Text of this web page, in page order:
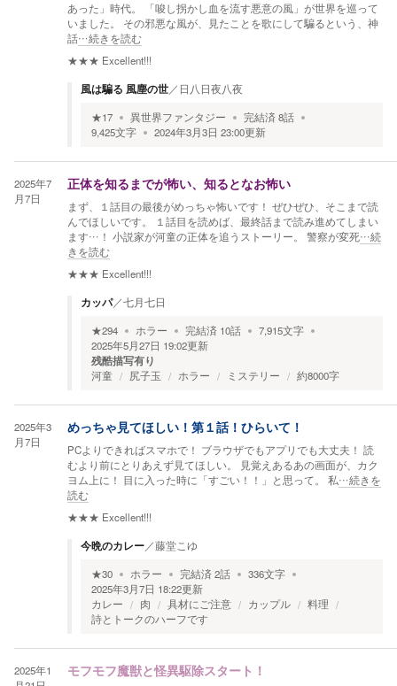
あった」時代。 「唆し拐かし血を流す悪意の風」が世界を巡って
いました。 その邪悪な風が、見たことを歌にして騙るという、神
話…続きを読む
★★★ Excellent!!!
風は騙る 風塵の世／ 日八日夜八夜
★17 異世界ファンタジー 完結済8話
9,425文字 2024年3月3日 23:00更新
2025年7
月7日
正体を知るまでが怖い、知るとなお怖い
まず、１話目の最後がめっちゃ怖いです！ ぜひぜひ、そこまで読
んでほしいです。 １話目を読めば、最終話まで読み進めてしまい
ます…！ 小説家が河童の正体を追うストーリー。 警察が変死…続
きを読む
★★★ Excellent!!!
カッパ／七月七日
★294 ホラー 完結済 10話 7,915文字
2025年5月27日 19:02更新
残酷描写有り
河童 尻子玉 ホラー ミステリー 約8000字
2025年3
月7日
めっちゃ見てほしい！第１話！ひらいて！
PCよりできればスマホで！ ブラウザでもアプリでも大丈夫！ 読
むより前にとりあえず見てほしい。 見覚えあるあの画面が、カク
ヨム上に！ 目に入った時に「すごい！！」と思って。 私…続きを
読む
★★★ Excellent!!!
今晩のカレー／藤堂こゆ
★30 ホラー 完結済2話 336文字
2025年3月7日 18:22更新
カレー
肉 具材にご注意 カップル
料理
詩とトークのハーフです
2025年1
モフモフ魔獣と怪異駆除スタート！